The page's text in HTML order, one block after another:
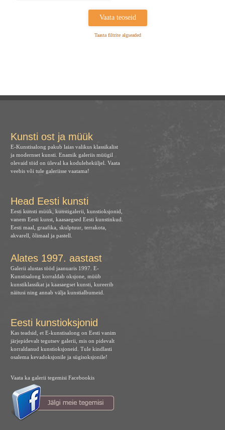
Taasta filtrite algseaded
Kunsti ost ja müük
E-Kunstisalong pakub laias valikus klassikalist
ja modernset kunsti. Enamik galeriis müügil
olevaid töid on üleval ka koduleheküljel. Vaata
veebis või tule galeriisse vaatama!
Head Eesti kunsti
Eesti kunsti müük, kunstigalerii, kunstioksjonid,
vanem Eesti kunst, kaasaegsed Eesti kunstinkud.
Eesti maal, graafika, skulptuur, terrakota,
akvarell, õlimaal ja pastell.
Alates 1997. aastast
Galerii alustas tööd jaanuaris 1997. E-
Kunstisalong korraldab oksjone, müüb
kunstiklassikat ja kaasaegset kunsti, kureerib
näitusi ning annab välja kunstialbumeid.
Eesti kunstioksjonid
Kas teadsid, et E-kunstisalong on Eesti vanim
järjepidevalt tegutsev galerii, mis on pidevalt
korraldanud kunstioksjoneid. Tule kindlasti
osalema kevadoksjonile ja sügisoksjonile!
Vaata ka galerii tegemisi Facebookis